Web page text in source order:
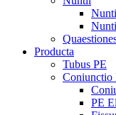
Producta
Tubus PE
Coniunctio
PE